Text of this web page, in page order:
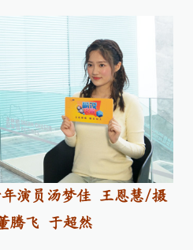
年演员汤梦佳 王恩慧/摄
腾飞 于超然